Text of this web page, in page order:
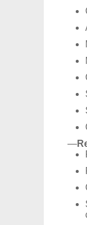
—